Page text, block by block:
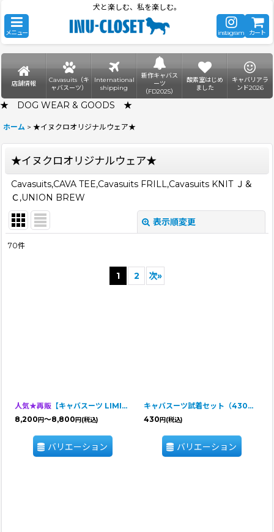
犬と楽しむ、私を楽しむ。
メニュー instagram カート
店舗情報
Cavasuits（キ
ャバスーツ）
International
shipping
新作キャバス
ーツ
（FD2025）
酸素室はじめ
ました
キャバリアラ
ンド2026
★ DOG WEAR & GOODS ★
ホーム > ★イヌクロオリジナルウェア★
★イヌクロオリジナルウェア★
Cavasuits,CAVA TEE,Cavasuits FRILL,Cavasuits KNIT Ｊ＆
Ｃ,UNION BREW
表示順変更
70件
1 2 次»
人気★再販 【キャバスーツ LIMITED】POPCORN
8,200円～8,800円(税込)
バリエーション
キャバスーツ試着セット（430円分ポイントバック付き）
430円(税込)
バリエーション